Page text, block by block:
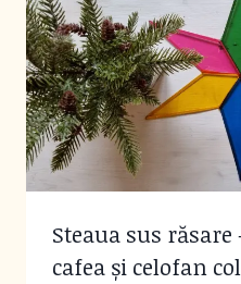
Steaua sus
cafea și celofan